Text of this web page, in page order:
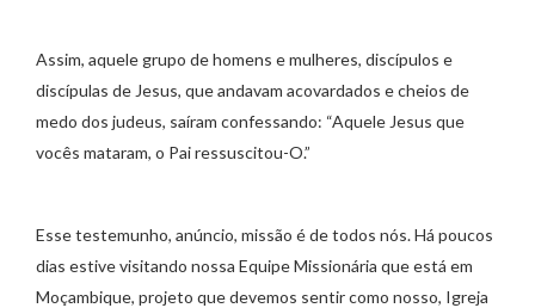
Assim, aquele grupo de homens e mulheres, discípulos e
discípulas de Jesus, que andavam acovardados e cheios de
medo dos judeus, saíram confessando: “Aquele Jesus que
vocês mataram, o Pai ressuscitou-O.”
Esse testemunho, anúncio, missão é de todos nós. Há poucos
dias estive visitando nossa Equipe Missionária que está em
Moçambique, projeto que devemos sentir como nosso, Igreja